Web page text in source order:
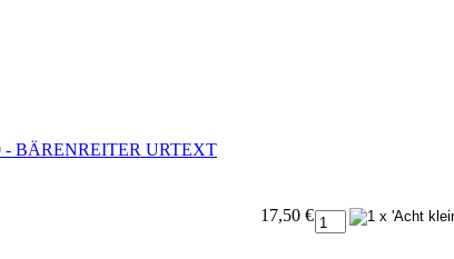
- BÄRENREITER URTEXT
17,50 €